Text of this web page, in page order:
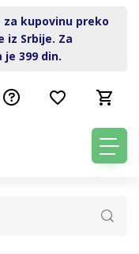
za kupovinu preko
iz Srbije. Za
399 din.